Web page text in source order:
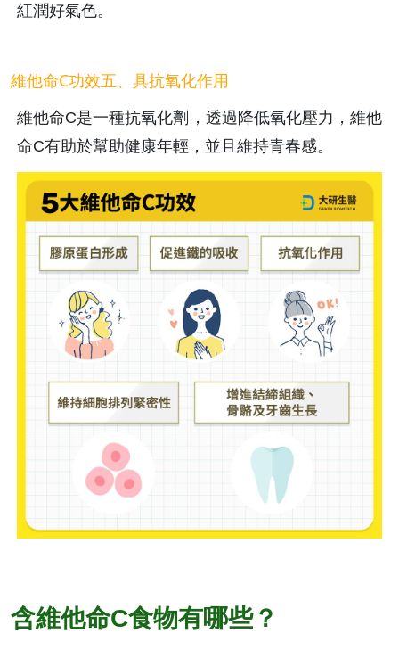
紅潤好氣色。
維他命C功效五、具抗氧化作用
維他命C是一種抗氧化劑，透過降低氧化壓力，維他
命C有助於幫助健康年輕，並且維持青春感。
含維他命C食物有哪些？